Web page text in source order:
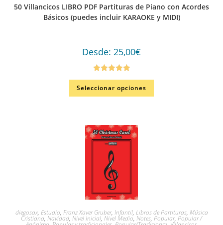
50 Villancicos LIBRO PDF Partituras de Piano con Acordes
Básicos (puedes incluir KARAOKE y MIDI)
Desde: 25,00€
Valorado en
5.00de 5
Seleccionar opciones
diegosax, Estudio, Franz Xaver Gruber, Infantil, Libros de Partituras, Música
Cristiana, Navidad, Nivel Inicial, Nivel Medio, Notes, Popular, Popular /